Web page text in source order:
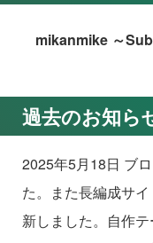
mikanmike ～
過去のお知ら
2025年5月18日 ブ
た。また長編成サ
新しました。自作